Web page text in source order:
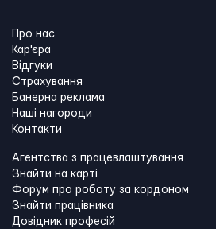
Про нас
Кар'єра
Відгуки
Страхування
Банерна реклама
Наші нагороди
Контакти
Агентства з працевлаштування
Знайти на карті
Форум про роботу за кордоном
Знайти працівника
Довідник професій